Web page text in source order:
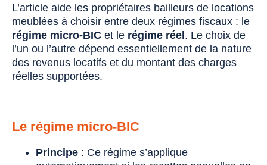
L’article aide les propriétaires bailleurs de locations
meublées à choisir entre deux régimes fiscaux : le
régime micro-BIC et le régime réel . Le choix de
l’un ou l’autre dépend essentiellement de la nature
des revenus locatifs et du montant des charges
réelles supportées.
Le régime micro-BIC
Principe : Ce régime s’applique